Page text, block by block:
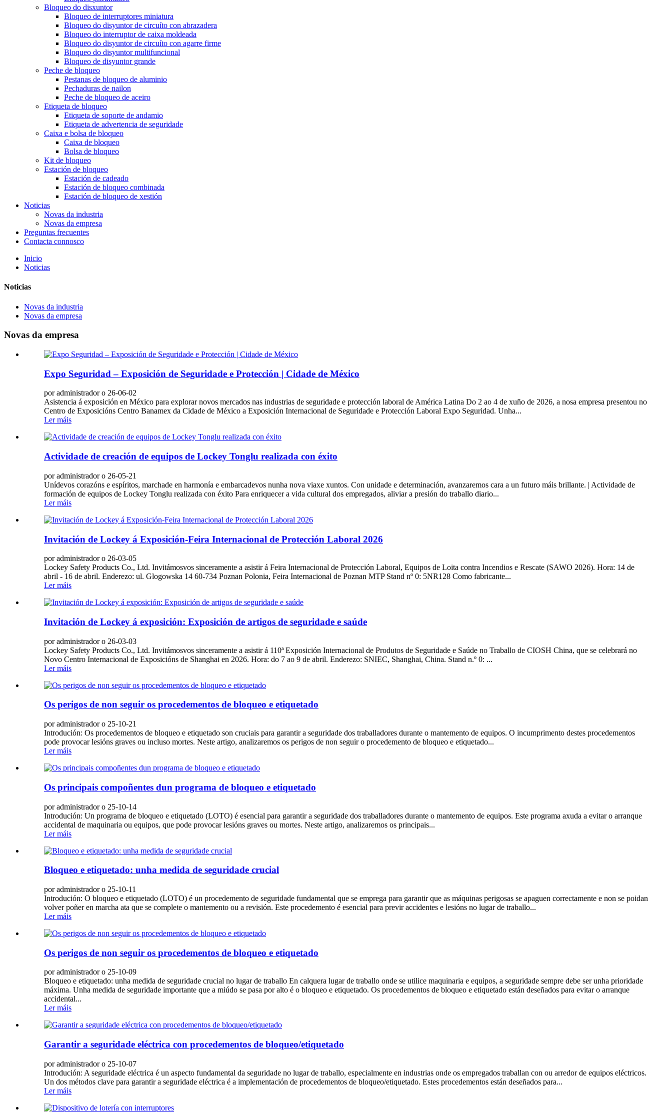
Bloqueo do disxuntor
Bloqueo de interruptores miniatura
Bloqueo do disyuntor de circuíto con abrazadera
Bloqueo do interruptor de caixa moldeada
Bloqueo do disyuntor de circuíto con agarre firme
Bloqueo do disyuntor multifuncional
Bloqueo de disyuntor grande
Peche de bloqueo
Pestanas de bloqueo de aluminio
Pechaduras de nailon
Peche de bloqueo de aceiro
Etiqueta de bloqueo
Etiqueta de soporte de andamio
Etiqueta de advertencia de seguridade
Caixa e bolsa de bloqueo
Caixa de bloqueo
Bolsa de bloqueo
Kit de bloqueo
Estación de bloqueo
Estación de cadeado
Estación de bloqueo combinada
Estación de bloqueo de xestión
Noticias
Novas da industria
Novas da empresa
Preguntas frecuentes
Contacta connosco
Inicio
Noticias
Noticias
Novas da industria
Novas da empresa
Novas da empresa
Expo Seguridad – Exposición de Seguridade e Protección | Cidade de México
por administrador o 26-06-02
Asistencia á exposición en México para explorar novos mercados nas industrias de seguridade e protección laboral de América Latina Do 2 ao 4 de xuño de 2026, a nosa empresa presentou no
Centro de Exposicións Centro Banamex da Cidade de México a Exposición Internacional de Seguridade e Protección Laboral Expo Seguridad. Unha...
Ler máis
Actividade de creación de equipos de Lockey Tonglu realizada con éxito
por administrador o 26-05-21
Unídevos corazóns e espíritos, marchade en harmonía e embarcadevos nunha nova viaxe xuntos. Con unidade e determinación, avanzaremos cara a un futuro máis brillante. | Actividade de
formación de equipos de Lockey Tonglu realizada con éxito Para enriquecer a vida cultural dos empregados, aliviar a presión do traballo diario...
Ler máis
Invitación de Lockey á Exposición-Feira Internacional de Protección Laboral 2026
por administrador o 26-03-05
Lockey Safety Products Co., Ltd. Invitámosvos sinceramente a asistir á Feira Internacional de Protección Laboral, Equipos de Loita contra Incendios e Rescate (SAWO 2026). Hora: 14 de
abril - 16 de abril. Enderezo: ul. Glogowska 14 60-734 Poznan Polonia, Feira Internacional de Poznan MTP Stand nº 0: 5NR128 Como fabricante...
Ler máis
Invitación de Lockey á exposición: Exposición de artigos de seguridade e saúde
por administrador o 26-03-03
Lockey Safety Products Co., Ltd. Invitámosvos sinceramente a asistir á 110ª Exposición Internacional de Produtos de Seguridade e Saúde no Traballo de CIOSH China, que se celebrará no
Novo Centro Internacional de Exposicións de Shanghai en 2026. Hora: do 7 ao 9 de abril. Enderezo: SNIEC, Shanghai, China. Stand n.º 0: ...
Ler máis
Os perigos de non seguir os procedementos de bloqueo e etiquetado
por administrador o 25-10-21
Introdución: Os procedementos de bloqueo e etiquetado son cruciais para garantir a seguridade dos traballadores durante o mantemento de equipos. O incumprimento destes procedementos
pode provocar lesións graves ou incluso mortes. Neste artigo, analizaremos os perigos de non seguir o procedemento de bloqueo e etiquetado...
Ler máis
Os principais compoñentes dun programa de bloqueo e etiquetado
por administrador o 25-10-14
Introdución: Un programa de bloqueo e etiquetado (LOTO) é esencial para garantir a seguridade dos traballadores durante o mantemento de equipos. Este programa axuda a evitar o arranque
accidental de maquinaria ou equipos, que pode provocar lesións graves ou mortes. Neste artigo, analizaremos os principais...
Ler máis
Bloqueo e etiquetado: unha medida de seguridade crucial
por administrador o 25-10-11
Introdución: O bloqueo e etiquetado (LOTO) é un procedemento de seguridade fundamental que se emprega para garantir que as máquinas perigosas se apaguen correctamente e non se poidan
volver poñer en marcha ata que se complete o mantemento ou a revisión. Este procedemento é esencial para previr accidentes e lesións no lugar de traballo...
Ler máis
Os perigos de non seguir os procedementos de bloqueo e etiquetado
por administrador o 25-10-09
Bloqueo e etiquetado: unha medida de seguridade crucial no lugar de traballo En calquera lugar de traballo onde se utilice maquinaria e equipos, a seguridade sempre debe ser unha prioridade
máxima. Unha medida de seguridade importante que a miúdo se pasa por alto é o bloqueo e etiquetado. Os procedementos de bloqueo e etiquetado están deseñados para evitar o arranque
accidental...
Ler máis
Garantir a seguridade eléctrica con procedementos de bloqueo/etiquetado
por administrador o 25-10-07
Introdución: A seguridade eléctrica é un aspecto fundamental da seguridade no lugar de traballo, especialmente en industrias onde os empregados traballan con ou arredor de equipos eléctricos.
Un dos métodos clave para garantir a seguridade eléctrica é a implementación de procedementos de bloqueo/etiquetado. Estes procedementos están deseñados para...
Ler máis